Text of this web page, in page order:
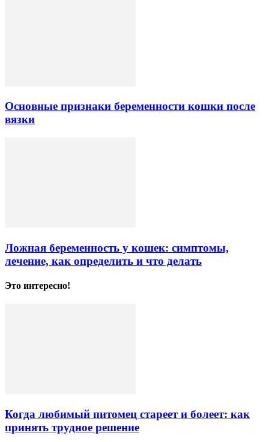
Основные признаки беременности кошки после
вязки
Ложная беременность у кошек: симптомы,
лечение, как определить и что делать
Это интересно!
Когда любимый питомец стареет и болеет: как
принять трудное решение